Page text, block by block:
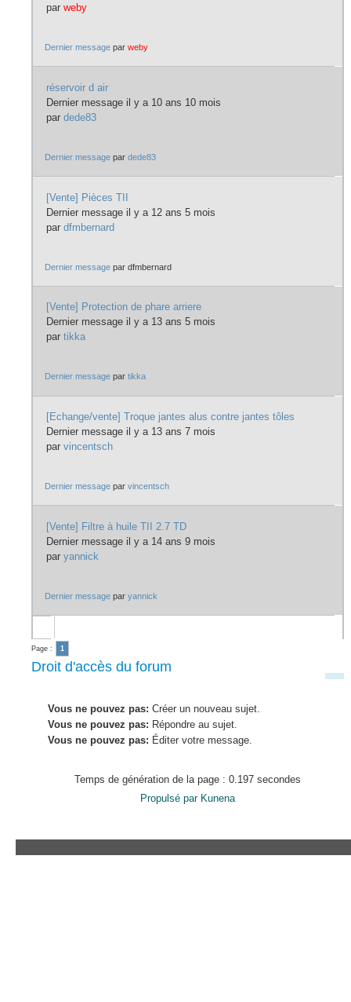
par weby
Dernier message parweby
réservoir d air
Dernier message il y a 10 ans 10 mois
par dede83
Dernier message pardede83
[Vente] Pièces TII
Dernier message il y a 12 ans 5 mois
par dfmbernard
Dernier message pardfmbernard
[Vente] Protection de phare arriere
Dernier message il y a 13 ans 5 mois
par tikka
Dernier message partikka
[Echange/vente] Troque jantes alus contre jantes tôles
Dernier message il y a 13 ans 7 mois
par vincentsch
Dernier message parvincentsch
[Vente] Filtre à huile TII 2.7 TD
Dernier message il y a 14 ans 9 mois
par yannick
Dernier message paryannick
Page : 1
Droit d'accès du forum
Vous ne pouvez pas: Créer un nouveau sujet.
Vous ne pouvez pas: Répondre au sujet.
Vous ne pouvez pas: Éditer votre message.
Temps de génération de la page : 0.197 secondes
Propulsé par Kunena